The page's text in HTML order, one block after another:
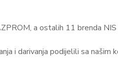
a ostalih 11 brenda
i darivanja podijelili sa našim